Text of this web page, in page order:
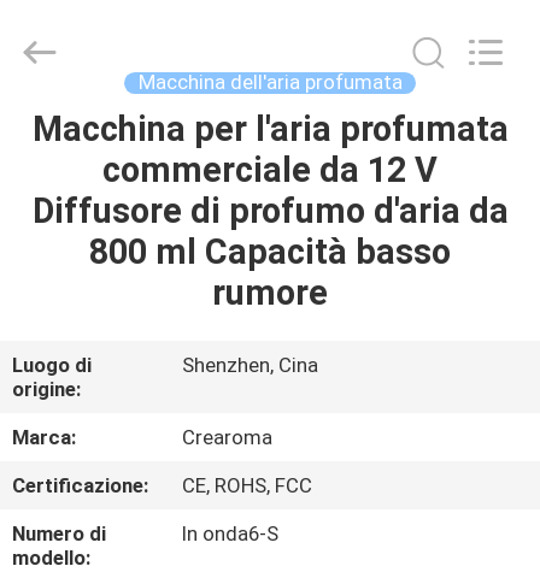
CASA
PRODOTTI
MOSTRA
VR
CIRCA
NOI
Online
Market.
Developed
Macchina dell'aria profumata
Macchina per l'aria profumata
commerciale da 12 V
Diffusore di profumo d'aria da
800 ml Capacità basso
rumore
Luogo di
origine:
Shenzhen, Cina
Marca:
Crearoma
Certificazione:
CE, ROHS, FCC
Numero di
modello:
In onda6-S